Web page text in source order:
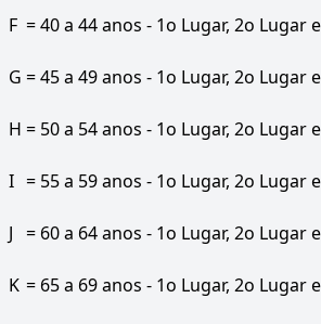
F = 40 a 44 anos - 1o Lugar, 2o Lugar
G = 45 a 49 anos - 1o Lugar, 2o Lugar
H = 50 a 54 anos - 1o Lugar, 2o Lugar
I = 55 a 59 anos - 1o Lugar, 2o Lugar
J = 60 a 64 anos - 1o Lugar, 2o Lugar
K = 65 a 69 anos - 1o Lugar, 2o Lugar